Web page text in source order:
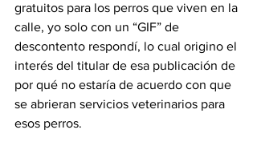
gratuitos para los perros que viven en la
calle, yo solo con un “GIF” de
descontento respondí, lo cual origino el
interés del titular de esa publicación de
por qué no estaría de acuerdo con que
se abrieran servicios veterinarios para
esos perros.